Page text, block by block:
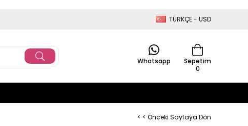
TÜRKÇE - USD
Sepetim
0
Whatsapp
< < Önceki Sayfaya Dön